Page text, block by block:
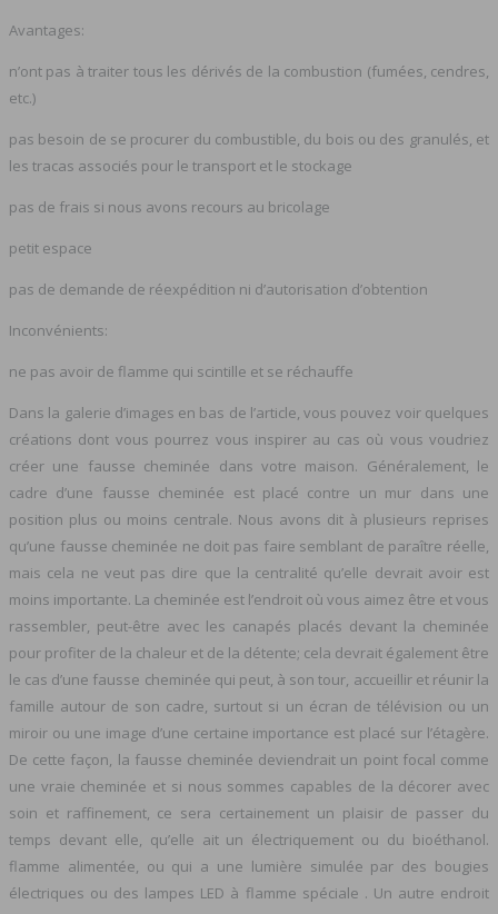
Avantages:
n’ont pas à traiter tous les dérivés de la combustion (fumées, cendres,
etc.)
pas besoin de se procurer du combustible, du bois ou des granulés, et
les tracas associés pour le transport et le stockage
pas de frais si nous avons recours au bricolage
petit espace
pas de demande de réexpédition ni d’autorisation d’obtention
Inconvénients:
ne pas avoir de flamme qui scintille et se réchauffe
Dans la galerie d’images en bas de l’article, vous pouvez voir quelques
créations dont vous pourrez vous inspirer au cas où vous voudriez
créer une fausse cheminée dans votre maison. Généralement, le
cadre d’une fausse cheminée est placé contre un mur dans une
position plus ou moins centrale. Nous avons dit à plusieurs reprises
qu’une fausse cheminée ne doit pas faire semblant de paraître réelle,
mais cela ne veut pas dire que la centralité qu’elle devrait avoir est
moins importante. La cheminée est l’endroit où vous aimez être et vous
rassembler, peut-être avec les canapés placés devant la cheminée
pour profiter de la chaleur et de la détente; cela devrait également être
le cas d’une fausse cheminée qui peut, à son tour, accueillir et réunir la
famille autour de son cadre, surtout si un écran de télévision ou un
miroir ou une image d’une certaine importance est placé sur l’étagère.
De cette façon, la fausse cheminée deviendrait un point focal comme
une vraie cheminée et si nous sommes capables de la décorer avec
soin et raffinement, ce sera certainement un plaisir de passer du
temps devant elle, qu’elle ait un électriquement ou du bioéthanol.
flamme alimentée, ou qui a une lumière simulée par des bougies
électriques ou des lampes LED à flamme spéciale . Un autre endroit